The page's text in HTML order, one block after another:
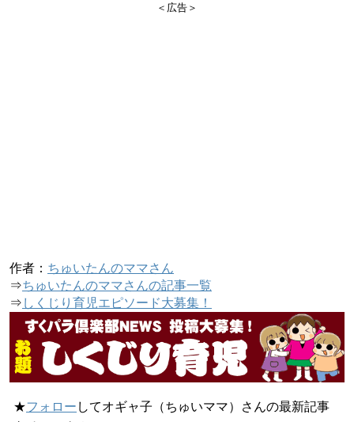
＜広告＞
作者： ちゅいたんのママさん
⇒ちゅいたんのママさんの記事一覧
⇒ しくじり育児エピソード大募集！
★フォロー してオギャ子（ちゅいママ）さんの最新記事